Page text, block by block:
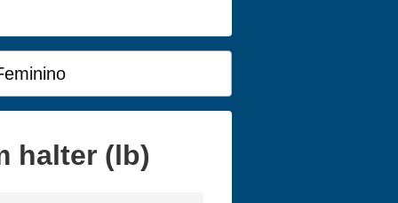
halter (lb)